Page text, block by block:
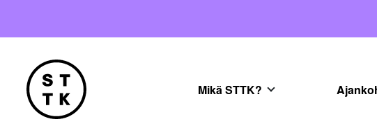
Mikä STTK?